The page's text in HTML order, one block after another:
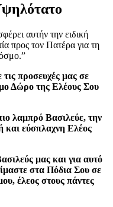
αυτήν την ειδική
προς τον Πατέρα για τη
προσευχές μας σε
Δώρο της Ελέους Σου
λαμπρό Βασιλεύε, την
και εύσπλαχνη Ελέος
μας και για αυτό
στα Πόδια Σου σε
έλεος στους πάντες